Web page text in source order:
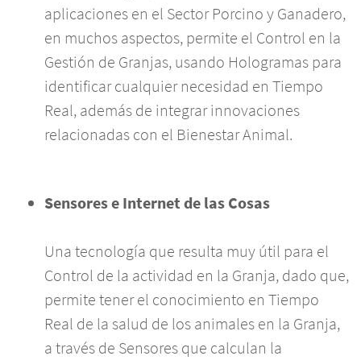
aplicaciones en el Sector Porcino y Ganadero,
en muchos aspectos, permite el Control en la
Gestión de Granjas, usando Hologramas para
identificar cualquier necesidad en Tiempo
Real, además de integrar innovaciones
relacionadas con el Bienestar Animal.
Sensorese Internet de las Cosas
Una tecnología que resulta muy útil para el
Control de la actividad en la Granja, dado que,
permite tener el conocimiento en Tiempo
Real de la salud de los animales en la Granja,
a través de Sensores que calculan la